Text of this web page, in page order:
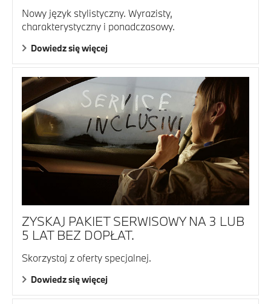
Nowy język stylistyczny. Wyrazisty,
charakterystyczny i ponadczasowy.
Dowiedz się więcej
ZYSKAJ PAKIET SERWISOWY NA 3 LUB
5 LAT BEZ DOPŁAT.
Skorzystaj z oferty specjalnej.
Dowiedz się więcej